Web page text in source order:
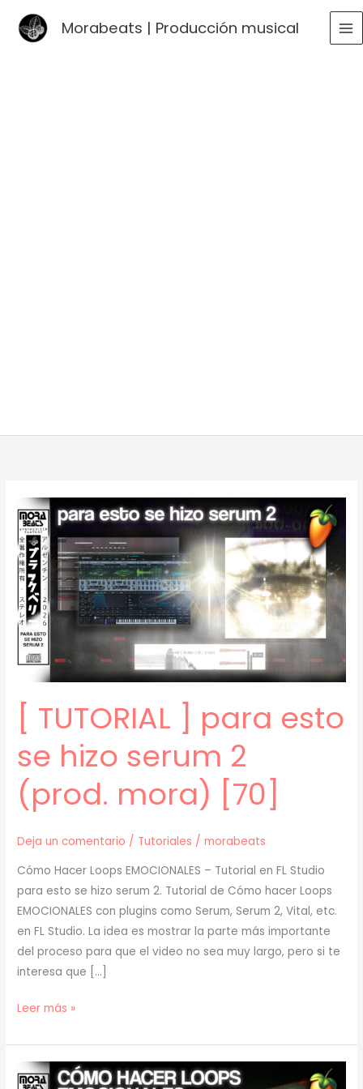
Morabeats | Producción musical
[ TUTORIAL ] para esto
se hizo serum 2
(prod. mora) [70]
Deja un comentario / Tutoriales /morabeats
Cómo Hacer Loops EMOCIONALES – Tutorial en FL Studio
para esto se hizo serum 2. Tutorial de Cómo hacer Loops
EMOCIONALES con plugins como Serum, Serum 2, Vital, etc.
en FL Studio. La idea es mostrar la parte más importante
del proceso para que el video no sea muy largo, pero si te
interesa que […]
[
]
para
Leer más »